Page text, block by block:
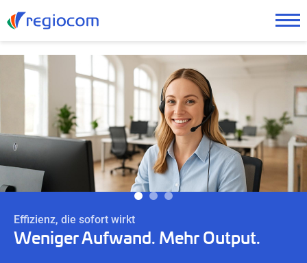
Effizienz, die sofort wirkt
Weniger Aufwand. Mehr Output.